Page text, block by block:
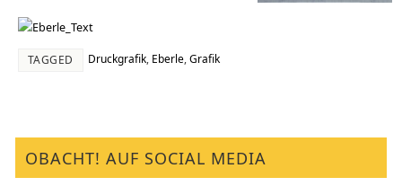
TAGGED Druckgrafik, Eberle,Grafik
OBACHT! AUF SOCIAL MEDIA